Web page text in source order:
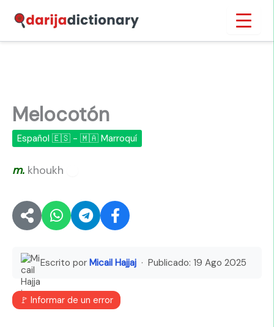
contenido
Melocotón
Español 🇪🇸 - 🇲🇦 Marroquí
m. khoukh
Escrito por Micail Hajjaj · Publicado: 19 Ago 2025
🚩 Informar de un error